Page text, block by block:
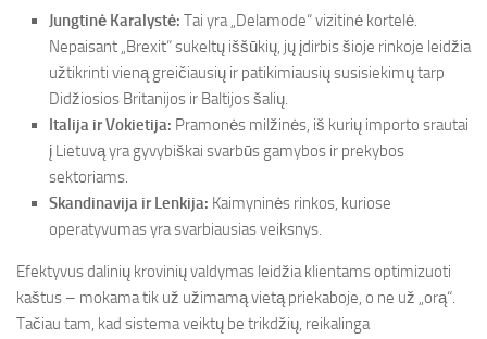
Jungtinė Karalystė: Tai yra „Delamode“ vizitinė kortelė.
Nepaisant „Brexit“ sukeltų iššūkių, jų įdirbis šioje rinkoje leidžia
užtikrinti vieną greičiausių ir patikimiausių susisiekimų tarp
Didžiosios Britanijos ir Baltijos šalių.
Italija ir Vokietija: Pramonės milžinės, iš kurių importo srautai
į Lietuvą yra gyvybiškai svarbūs gamybos ir prekybos
sektoriams.
Skandinavija ir Lenkija: Kaimyninės rinkos, kuriose
operatyvumas yra svarbiausias veiksnys.
Efektyvus dalinių krovinių valdymas leidžia klientams optimizuoti
kaštus – mokama tik už užimamą vietą priekaboje, o ne už „orą“.
Tačiau tam, kad sistema veiktų be trikdžių, reikalinga